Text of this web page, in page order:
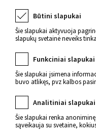
Naujienos
Būtini slapukai
Šie slapukai aktyvuoja
slapukų svetainė neveiks
Funkciniai slapukai
Šie slapukai įsimena
buvo atlikęs, pvz kalbos
Analitiniai slapukai
Šie slapukai renka
sąveikauja su svetaine,